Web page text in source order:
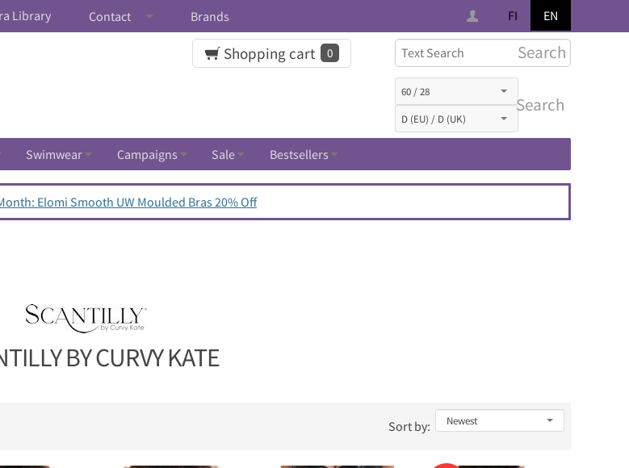
FI EN
Library Contact Brands
Search
Search
Shopping cart 0
Swimwear Campaigns Sale Bestsellers
Elomi Smooth UW Moulded Bras 20% Off
BY CURVY KATE
Sort by: